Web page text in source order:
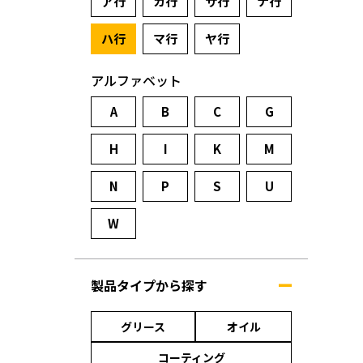
ハ行 マ行 ヤ行
アルファベット
A B C G
H I K M
N P S U
W
製品タイプから探す
グリース
オイル
コーティング